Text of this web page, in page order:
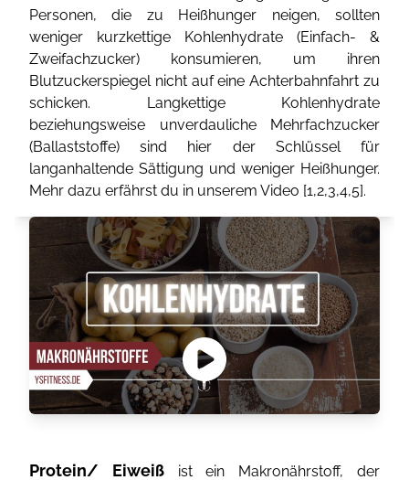
Personen, die zu Heißhunger neigen, sollten
weniger kurzkettige Kohlenhydrate (Einfach- &
Zweifachzucker) konsumieren, um ihren
Blutzuckerspiegel nicht auf eine Achterbahnfahrt zu
schicken. Langkettige Kohlenhydrate
beziehungsweise unverdauliche Mehrfachzucker
(Ballaststoffe) sind hier der Schlüssel für
langanhaltende Sättigung und weniger Heißhunger.
Mehr dazu erfährst du in unserem Video [1,2,3,4,5].
Protein/ Eiweißist ein Makronährstoff, der